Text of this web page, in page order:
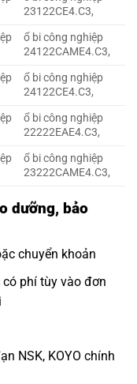
23122CE4.C3,
ổ bi công nghiệp
24122CAME4.C3,
ổ bi công nghiệp
24122CE4.C3,
ổ bi công nghiệp
22222EAE4.C3,
ổ bi công nghiệp
23222CAME4.C3,
dưỡng, bảo
chuyển khoản
phí tùy vào đơn
NSK, KOYO chính